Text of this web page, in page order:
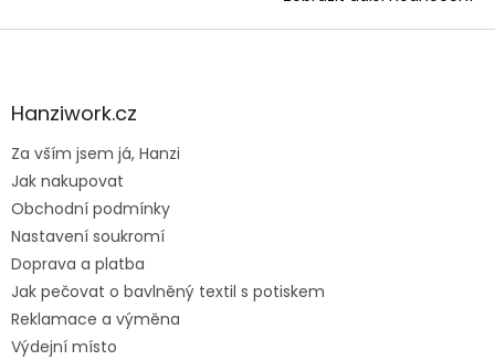
Z
aHanziwork.cz
Za vším jsem já, Hanzi
Jak nakupovat
Obchodní podmínky
Nastavení soukromí
Doprava a platba
Jak pečovat o bavlněný textil s potiskem
Reklamace a výměna
Výdejní místo